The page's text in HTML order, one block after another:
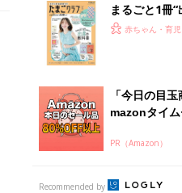
まるごと1冊
クラブ 夏号
赤ちゃん・育児
「今日の目
mazonタイ
PR（Amazon）
Recommended by